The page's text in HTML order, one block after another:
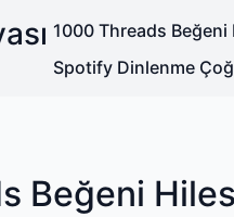
1000 Threads Beğeni
Spotify Dinlenme
Beğeni